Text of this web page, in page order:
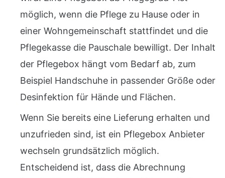
möglich, wenn die Pflege zu Hause oder in
einer Wohngemeinschaft stattfindet und die
Pflegekasse die Pauschale bewilligt. Der Inhalt
der Pflegebox hängt vom Bedarf ab, zum
Beispiel Handschuhe in passender Größe oder
Desinfektion für Hände und Flächen.
Wenn Sie bereits eine Lieferung erhalten und
unzufrieden sind, ist ein Pflegebox Anbieter
wechseln grundsätzlich möglich.
Entscheidend ist, dass die Abrechnung